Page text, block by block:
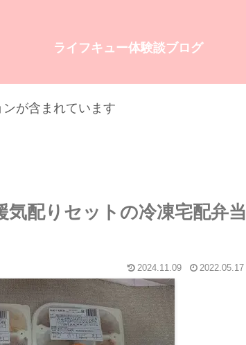
ライフキュー体験談ブログ
が含まれています
配りセットの冷凍宅配弁当
2024.11.09 2022.05.17